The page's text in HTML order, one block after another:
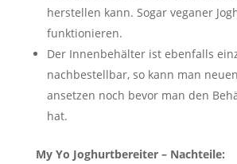
herstellen kann. Sogar veganer
funktionieren.
Der Innenbehälter ist ebenfalls
nachbestellbar, so kann man
ansetzen noch bevor man den
hat.
My Yo Joghurtbereiter – Nachteile: